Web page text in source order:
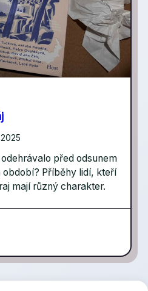
před odsunem
Příběhy lidí, kteří
mají různý charakter.